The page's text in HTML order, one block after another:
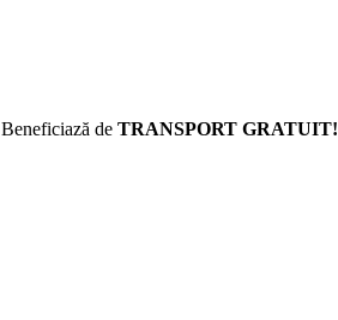
Beneficiază de TRANSPORT GRATUIT!